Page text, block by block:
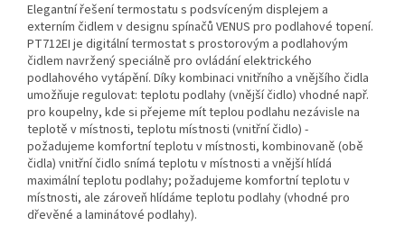
Elegantní řešení termostatu s podsvíceným displejem a
externím čidlem v designu spínačů VENUS pro podlahové topení.
PT712EI je digitální termostat s prostorovým a podlahovým
čidlem navržený speciálně pro ovládání elektrického
podlahového vytápění. Díky kombinaci vnitřního a vnějšího čidla
umožňuje regulovat: teplotu podlahy (vnější čidlo) vhodné např.
pro koupelny, kde si přejeme mít teplou podlahu nezávisle na
teplotě v místnosti, teplotu místnosti (vnitřní čidlo) -
požadujeme komfortní teplotu v místnosti, kombinovaně (obě
čidla) vnitřní čidlo snímá teplotu v místnosti a vnější hlídá
maximální teplotu podlahy; požadujeme komfortní teplotu v
místnosti, ale zároveň hlídáme teplotu podlahy (vhodné pro
dřevěné a laminátové podlahy).